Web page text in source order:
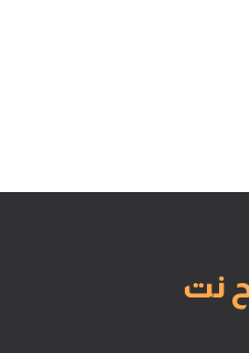
نت